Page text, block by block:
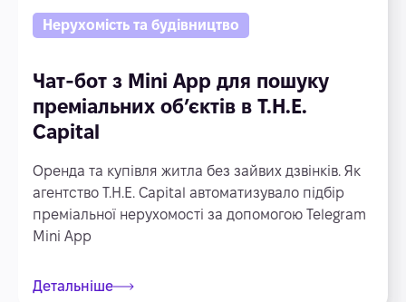
Нерухомість та будівництво
Чат-бот з Mini App для пошуку
преміальних об’єктів в T.H.E.
Capital
Оренда та купівля житла без зайвих дзвінків. Як
агентство T.H.E. Capital автоматизувало підбір
преміальної нерухомості за допомогою Telegram
Mini App
Детальніше